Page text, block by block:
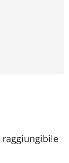
raggiungibile